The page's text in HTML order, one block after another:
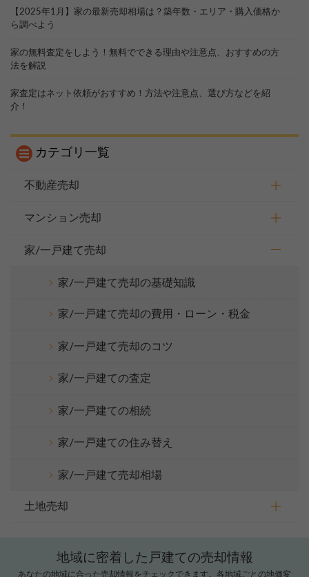
【2025年1月】家の最新売却相場は？築年数・エリア・購入価格か
ら調べよう
家の無料査定をしよう！無料でできる理由や注意点、おすすめの方
法を解説
家査定はネット依頼がおすすめ！方法や注意点、選び方などを紹
介！
カテゴリ一覧
不動産売却
マンション売却
家/一戸建て売却
家/一戸建て売却の基礎知識
家/一戸建て売却の費用・ローン・税金
家/一戸建て売却のコツ
家/一戸建ての査定
家/一戸建ての相続
家/一戸建ての住み替え
家/一戸建て売却相場
土地売却
地域に密着した戸建ての売却情報
あなたの地域に合った売却情報をチェックできます。各地域ごとの地価変
無料診断スタート